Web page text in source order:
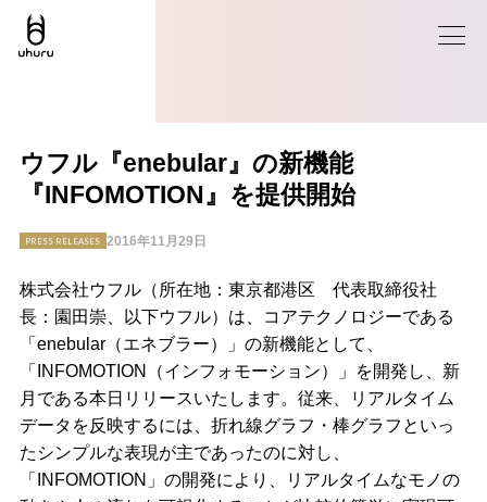
ウフル『enebular』の新機能
『INFOMOTION』を提供開始
PRESS RELEASES 2016年11月29日
株式会社ウフル（所在地：東京都港区 代表取締役社
長：園田崇、以下ウフル）は、コアテクノロジーである
「enebular（エネブラー）」の新機能として、
「INFOMOTION（インフォモーション）」を開発し、新
月である本日リリースいたします。従来、リアルタイム
データを反映するには、折れ線グラフ・棒グラフといっ
たシンプルな表現が主であったのに対し、
「INFOMOTION」の開発により、リアルタイムなモノの